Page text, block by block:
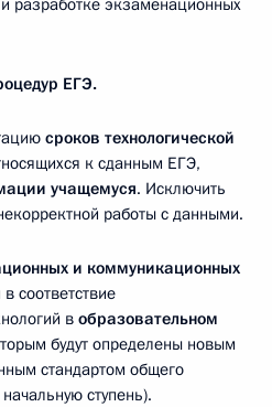
ЕГЭ.
сроков технологической
к сданным ЕГЭ,
учащемуся. Исключить
работы с данными.
и коммуникационных
соответствие
в образовательном
будут определены новым
стандартом общего
ступень).